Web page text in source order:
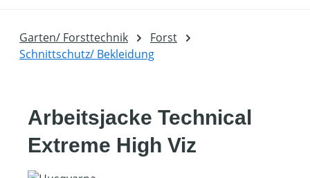
Garten/ Forsttechnik
Forst
Schnittschutz/ Bekleidung
Arbeitsjacke Technical
Extreme High Viz